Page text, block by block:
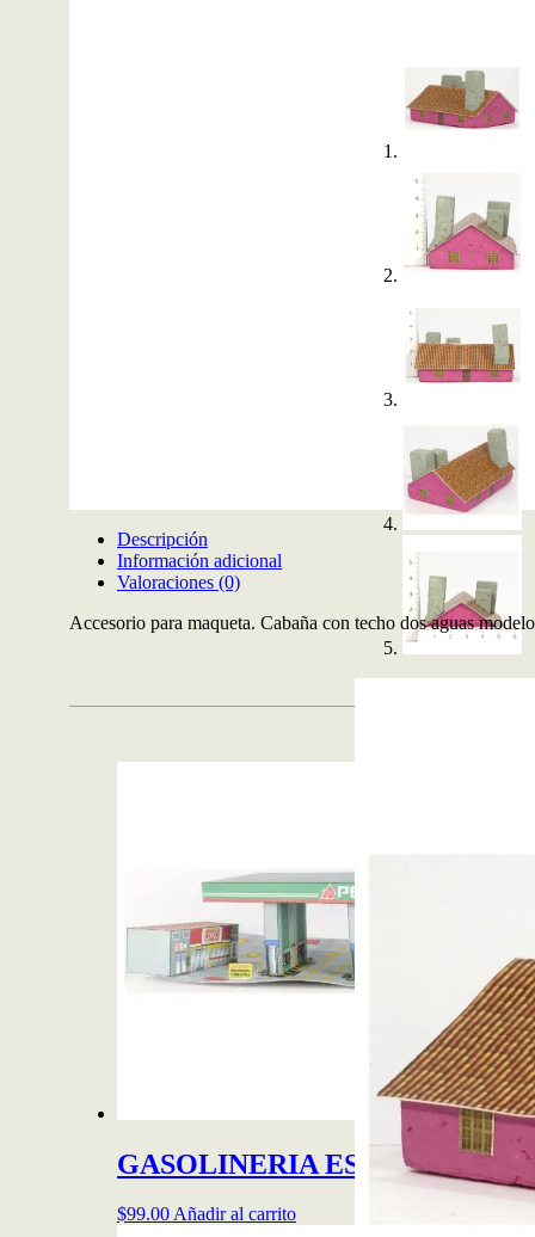
Descripción
Información adicional
Valoraciones (0)
Accesorio para maqueta. Cabaña con techo dos aguas
GASOLINERIA ESC N (1:160)
$99.00Añadir al carrito